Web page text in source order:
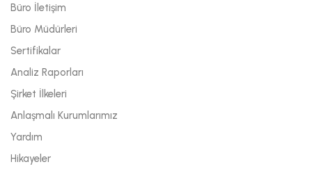
Büro İletişim
Büro Müdürleri
Sertifikalar
Analiz Raporları
Şirket İlkeleri
Anlaşmalı Kurumlarımız
Yardım
Hikayeler